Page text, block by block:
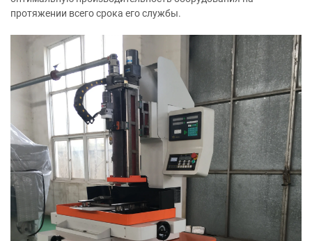
протяжении всего срока его службы.